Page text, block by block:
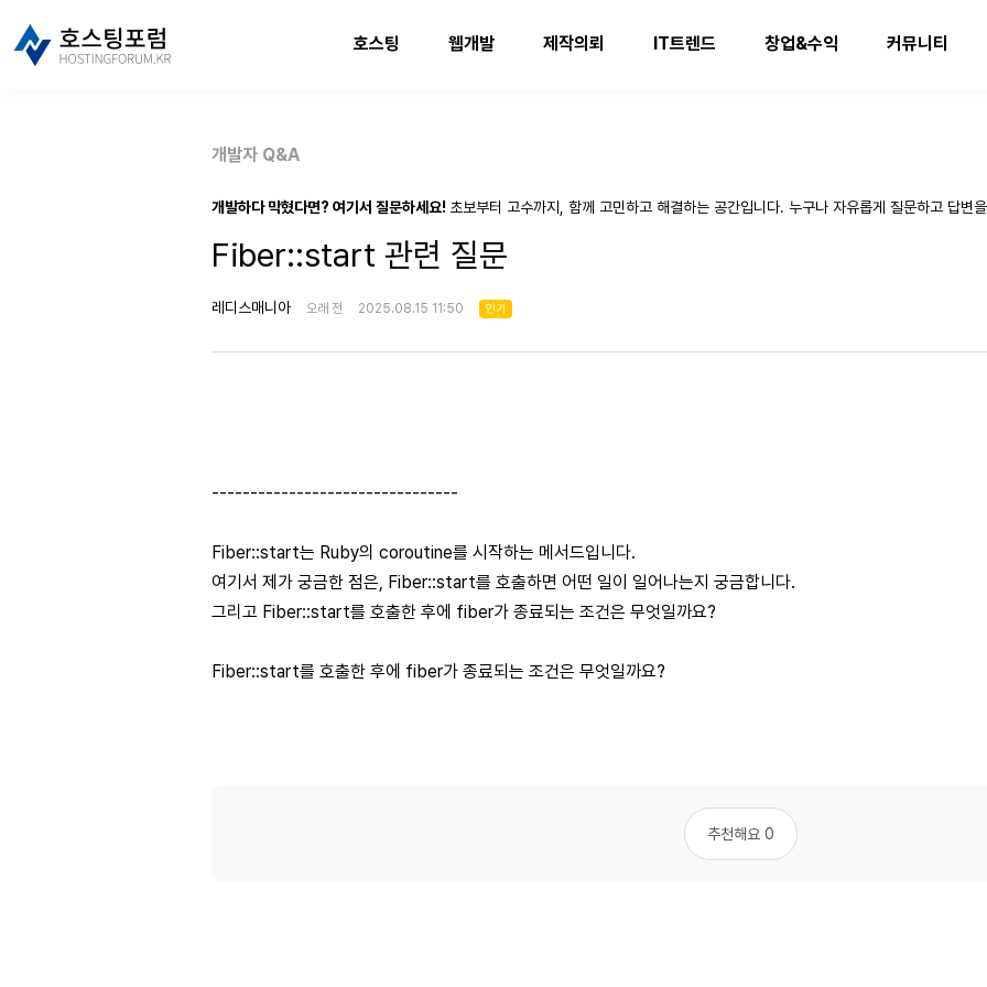
호스팅 웹개발 제작의뢰 IT트렌드 창업&수익 커뮤니티
개발자 Q&A
개발하다 막혔다면? 여기서 질문하세요! 초보부터 고수까지, 함께 고민하고 해결하는 공간입니다. 누구나 자유롭게 질문하고 답변
Fiber::start 관련 질문
레디스매니아 오래 전 2025.08.15 11:50 인기
--------------------------------
Fiber::start는 Ruby의 coroutine를 시작하는 메서드입니다.
여기서 제가 궁금한 점은, Fiber::start를 호출하면 어떤 일이 일어나는지 궁금합니다.
그리고 Fiber::start를 호출한 후에 fiber가 종료되는 조건은 무엇일까요?
Fiber::start를 호출한 후에 fiber가 종료되는 조건은 무엇일까요?
추천해요 0